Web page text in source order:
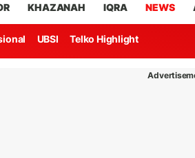
KHAZANAH IQRA NEWS
UBSI Telko Highlight